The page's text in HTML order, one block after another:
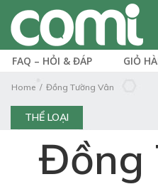
FAQ – HỎI & ĐÁP GIỎ
Home Đồng Tường Vân
THỂ LOẠI
Đồng